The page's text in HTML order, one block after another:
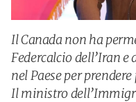
Il Canada non ha
Federcalcio dell’Iran
nel Paese per
Il ministro